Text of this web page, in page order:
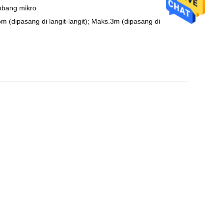
mikro
(dipasang di langit-langit); Maks.3m (dipasang di